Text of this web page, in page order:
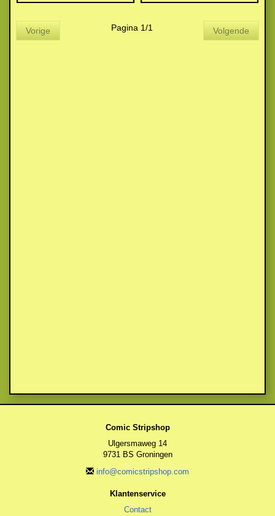
Vorige Pagina 1/1 Volgende
Comic Stripshop
Ulgersmaweg 14
9731 BS Groningen
info@comicstripshop.com
Klantenservice
Contact